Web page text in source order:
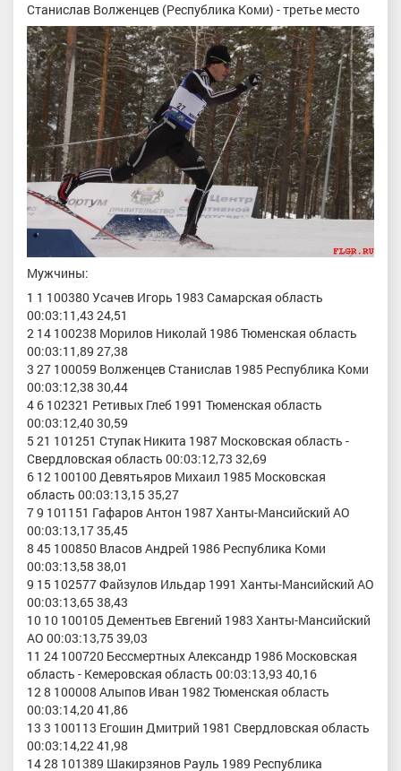
Станислав Волженцев (Республика Коми) - третье место
Мужчины:
1 1 100380 Усачев Игорь 1983 Самарская область
00:03:11,43 24,51
2 14 100238 Морилов Николай 1986 Тюменская область
00:03:11,89 27,38
3 27 100059 Волженцев Станислав 1985 Республика Коми
00:03:12,38 30,44
4 6 102321 Ретивых Глеб 1991 Тюменская область
00:03:12,40 30,59
5 21 101251 Ступак Никита 1987 Московская область -
Свердловская область 00:03:12,73 32,69
6 12 100100 Девятьяров Михаил 1985 Московская
область 00:03:13,15 35,27
7 9 101151 Гафаров Антон 1987 Ханты-Мансийский АО
00:03:13,17 35,45
8 45 100850 Власов Андрей 1986 Республика Коми
00:03:13,58 38,01
9 15 102577 Файзулов Ильдар 1991 Ханты-Мансийский АО
00:03:13,65 38,43
10 10 100105 Дементьев Евгений 1983 Ханты-Мансийский
АО 00:03:13,75 39,03
11 24 100720 Бессмертных Александр 1986 Московская
область - Кемеровская область 00:03:13,93 40,16
12 8 100008 Алыпов Иван 1982 Тюменская область
00:03:14,20 41,86
13 3 100113 Егошин Дмитрий 1981 Свердловская область
00:03:14,22 41,98
14 28 101389 Шакирзянов Рауль 1989 Республика